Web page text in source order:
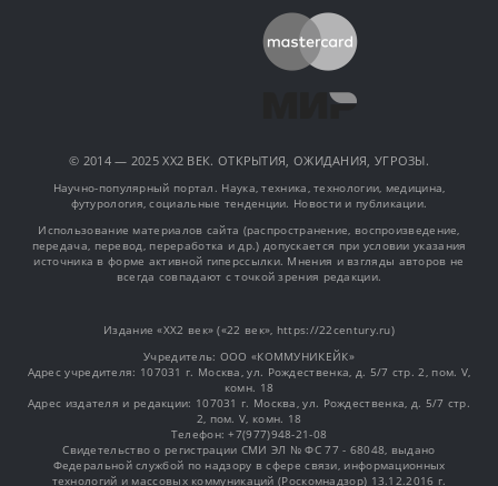
© 2014 — 2025 XX2 ВЕК. ОТКРЫТИЯ, ОЖИДАНИЯ, УГРОЗЫ.
Научно-популярный портал. Наука, техника, технологии, медицина,
футурология, социальные тенденции. Новости и публикации.
Использование материалов сайта (распространение, воспроизведение,
передача, перевод, переработка и др.) допускается при условии указания
источника в форме активной гиперссылки. Мнения и взгляды авторов не
всегда совпадают с точкой зрения редакции.
Издание «XX2 век» («22 век», https://22century.ru)
Учредитель: OOO «КОММУНИКЕЙК»
Адрес учредителя: 107031 г. Москва, ул. Рождественка, д. 5/7 стр. 2, пом. V,
комн. 18
Адрес издателя и редакции: 107031 г. Москва, ул. Рождественка, д. 5/7 стр.
2, пом. V, комн. 18
Телефон: +7(977)948-21-08
Свидетельство о регистрации СМИ ЭЛ № ФС 77 - 68048, выдано
Федеральной службой по надзору в сфере связи, информационных
технологий и массовых коммуникаций (Роскомнадзор) 13.12.2016 г.